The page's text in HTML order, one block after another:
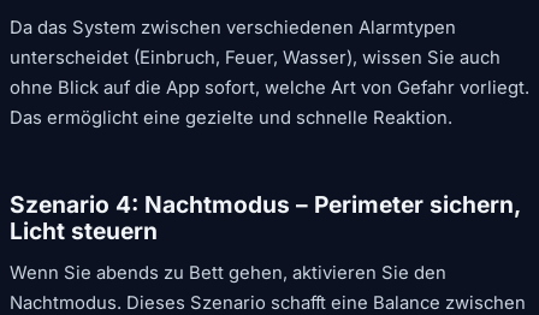
Da das System zwischen verschiedenen Alarmtypen
unterscheidet (Einbruch, Feuer, Wasser), wissen Sie auch
ohne Blick auf die App sofort, welche Art von Gefahr vorliegt.
Das ermöglicht eine gezielte und schnelle Reaktion.
Szenario 4: Nachtmodus – Perimeter sichern,
Licht steuern
Wenn Sie abends zu Bett gehen, aktivieren Sie den
Nachtmodus. Dieses Szenario schafft eine Balance zwischen